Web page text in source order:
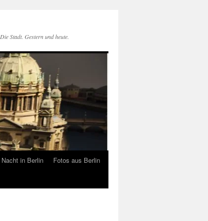
Die Stadt. Gestern und heute.
Nacht in Berlin
Fotos aus Berlin